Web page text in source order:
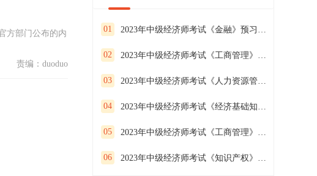
方部门公布的内
责编：duoduo
01 2023年中级经济师考试《金融》预习试卷（二）
02 2023年中级经济师考试《工商管理》预习试卷（一）
03 2023年中级经济师考试《人力资源管理》预习试卷（三）
04 2023年中级经济师考试《经济基础知识》预习试卷（二）
05 2023年中级经济师考试《工商管理》预习试卷（三）
06 2023年中级经济师考试《知识产权》预习试卷（二）